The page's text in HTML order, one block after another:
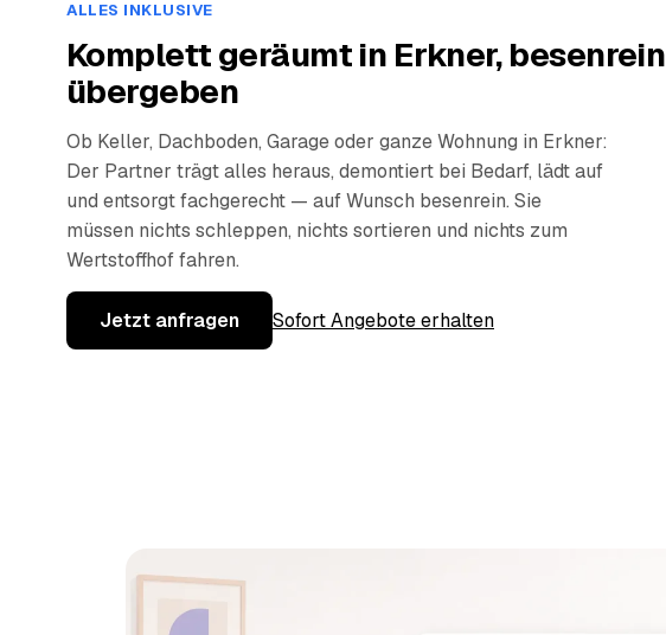
ALLES INKLUSIVE
Komplett geräumt in Erkner, besenrein
übergeben
Ob Keller, Dachboden, Garage oder ganze Wohnung in Erkner:
Der Partner trägt alles heraus, demontiert bei Bedarf, lädt auf
und entsorgt fachgerecht — auf Wunsch besenrein. Sie
müssen nichts schleppen, nichts sortieren und nichts zum
Wertstoffhof fahren.
Jetzt anfragen Sofort Angebote erhalten